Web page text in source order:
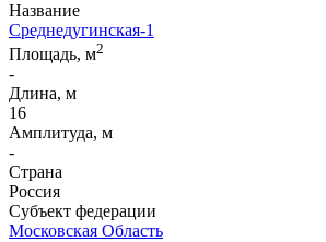
Название
Среднедугинская-1
Площадь, м2
-
Длина, м
16
Амплитуда, м
-
Страна
Россия
Субъект федерации
Московская Область